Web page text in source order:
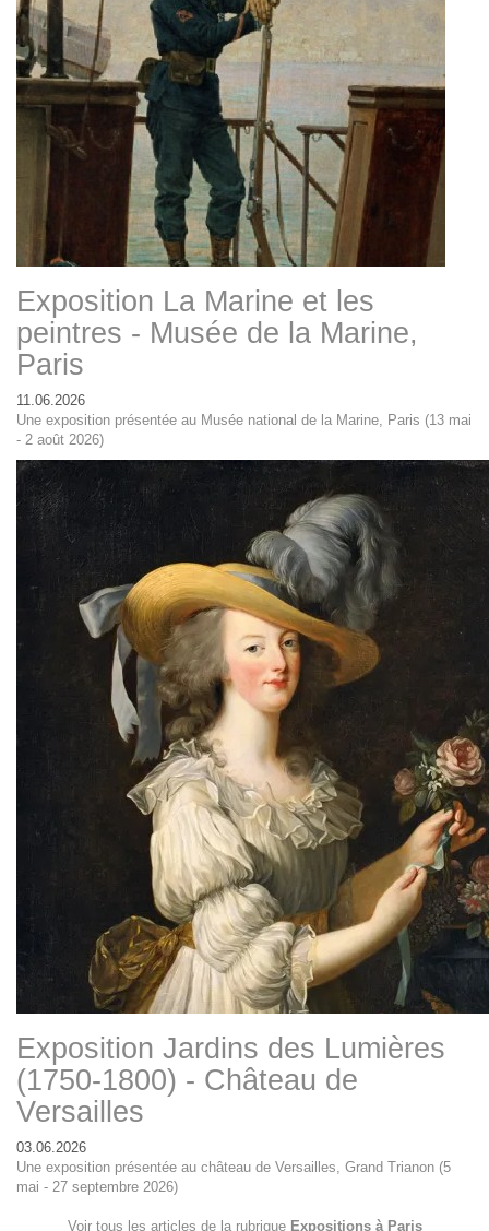
Exposition La Marine et les
peintres - Musée de la Marine,
Paris
11.06.2026
Une exposition présentée au Musée national de la Marine, Paris (13 mai
- 2 août 2026)
Exposition Jardins des Lumières
(1750-1800) - Château de
Versailles
03.06.2026
Une exposition présentée au château de Versailles, Grand Trianon (5
mai - 27 septembre 2026)
Voir tous les articles de la rubrique Expositions à Paris